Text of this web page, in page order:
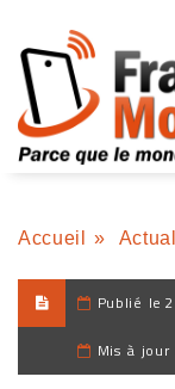
Accueil »
Publié le
Mis à jour